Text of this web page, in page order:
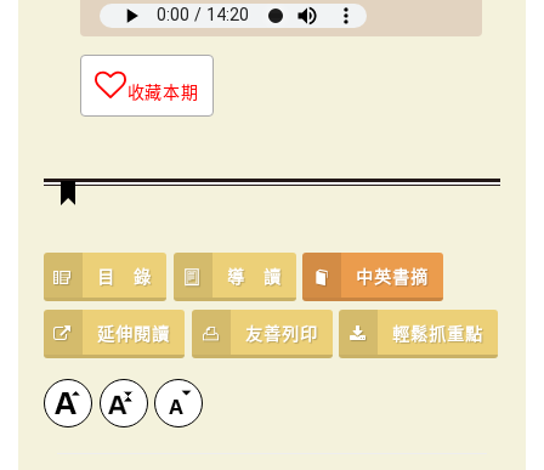
收藏本期
目 錄 導 讀 中英書摘
延伸閱讀 友善列印 輕鬆抓重點